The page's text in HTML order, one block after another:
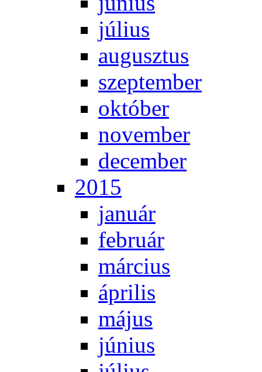
jú­li­us
au­gusz­tus
szep­tem­ber
ok­tó­ber
no­vem­ber
de­cem­ber
2015
ja­nu­ár
feb­ru­ár
már­ci­us
áp­ri­lis
má­jus
jú­ni­us